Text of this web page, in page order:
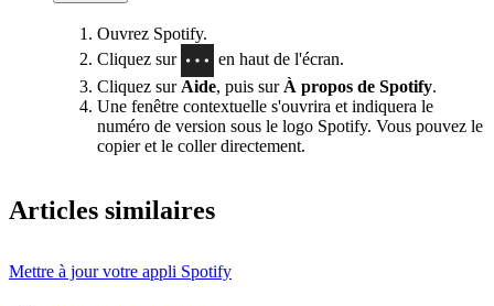
Ouvrez Spotify.
Cliquez sur
en haut de l'écran.
Cliquez sur Aide, puis sur À propos de Spotify.
Une fenêtre contextuelle s'ouvrira et indiquera le
numéro de version sous le logo Spotify. Vous pouvez le
copier et le coller directement.
Articles similaires
Mettre à jour votre appli Spotify